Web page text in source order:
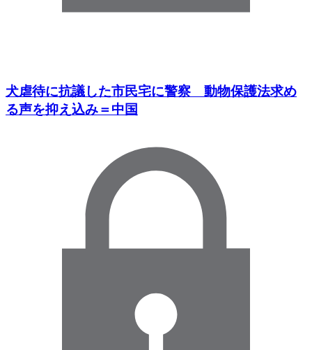
犬虐待に抗議した市民宅に警察 動物保護法求め
る声を抑え込み＝中国